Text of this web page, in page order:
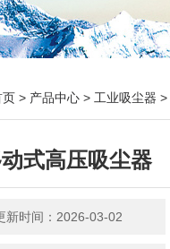
页 > 产品中心 > 工业吸尘器 >
式高压吸尘器
新时间：2026-03-02